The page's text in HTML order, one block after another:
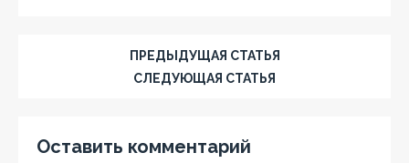
ПРЕДЫДУЩАЯ СТАТЬЯ
СЛЕДУЮЩАЯ СТАТЬЯ
Оставить комментарий